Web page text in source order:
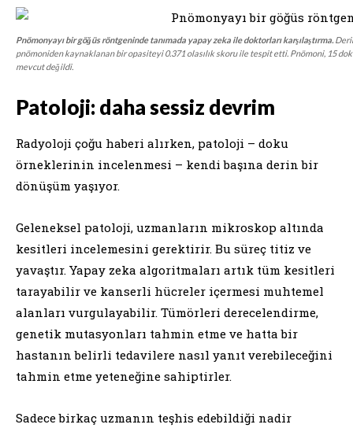
Pnömonyayı bir göğüs röntgeninde tanımada yapay zeka ile doktorları karşılaştırma.
pnömoniden kaynaklanan bir opasiteyi 0.371 olasılık skoru ile tespit etti. Pnömoni, 15
mevcut değildi.
Patoloji: daha sessiz devrim
Radyoloji çoğu haberi alırken, patoloji – doku
örneklerinin incelenmesi – kendi başına derin bir
dönüşüm yaşıyor.
Geleneksel patoloji, uzmanların mikroskop altında
kesitleri incelemesini gerektirir. Bu süreç titiz ve
yavaştır. Yapay zeka algoritmaları artık tüm kesitleri
tarayabilir ve kanserli hücreler içermesi muhtemel
alanları vurgulayabilir. Tümörleri derecelendirme,
genetik mutasyonları tahmin etme ve hatta bir
hastanın belirli tedavilere nasıl yanıt verebileceğini
tahmin etme yeteneğine sahiptirler.
Sadece birkaç uzmanın teşhis edebildiği nadir